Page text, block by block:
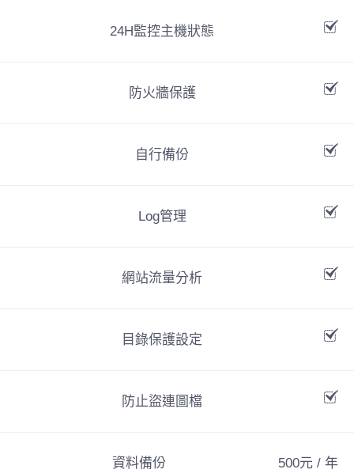
24H監控主機狀態
防火牆保護
自行備份
Log管理
網站流量分析
目錄保護設定
防止盜連圖檔
資料備份 500元 / 年